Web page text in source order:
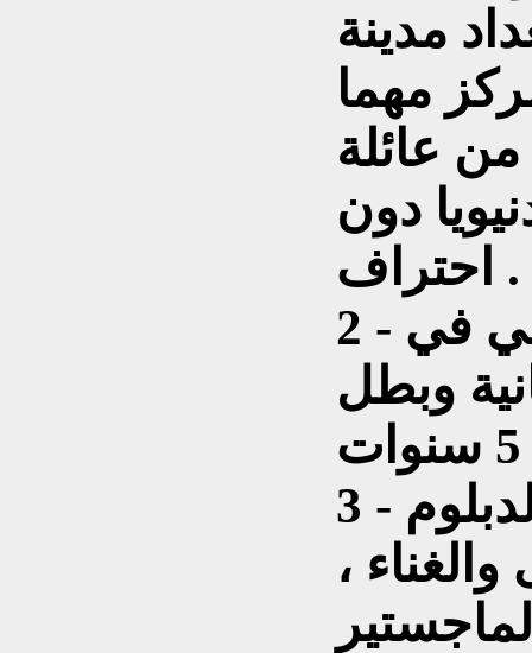
بغداد مدينة
مهما
من عائلة
دون
احتراف .
2 - رياضي ومدرب دولي في
وبطل
3 - حاصل على شهادة الدبلوم
،